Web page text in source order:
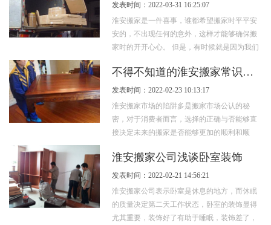
发表时间：2022-03-31 16:25:07
淮安搬家是一件喜事，谁都希望搬家时平平安
安的，不出现任何的意外，这样才能够确保搬
家时的开开心心。 但是，有时候就是因为我们
不得不知道的淮安搬家常识来了，要注意了！
发表时间：2022-02-23 10:13:17
淮安搬家市场的陷阱多是搬家市场公认的秘
密，对于消费者而言，选择的正确与否能够直
接决定未来的搬家是否能够更加的顺利和顺
要...
淮安搬家公司浅谈卧室装饰
发表时间：2022-02-21 14:56:21
淮安搬家公司表示卧室是休息的地方，而休眠
的质量决定第二天工作状态，卧室的装饰显得
尤其重要，装饰好了有助于睡眠，装饰差了，